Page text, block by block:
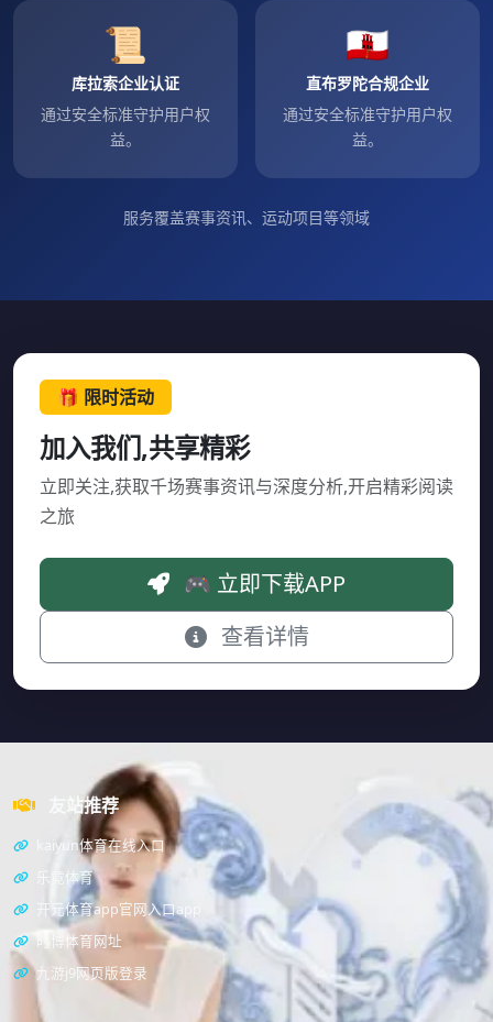
📜
库拉索企业认证
通过安全标准守护用户权
益。
🇬🇮
直布罗陀合规企业
通过安全标准守护用户权
益。
服务覆盖赛事资讯、运动项目等领域
🎁 限时活动
加入我们,共享精彩
立即关注,获取千场赛事资讯与深度分析,开启精彩阅读
之旅
🎮 立即下载APP
查看详情
友站推荐
kaiyun体育在线入口
乐竟体育
开元体育app官网入口app
时博体育网址
九游j9网页版登录